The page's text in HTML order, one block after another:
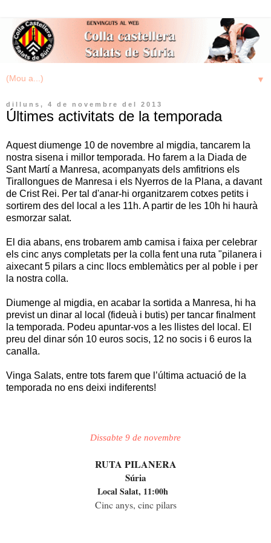
▼
dilluns, 4 de novembre del 2013
Últimes activitats de la temporada
Aquest diumenge 10 de novembre al migdia, tancarem la
nostra sisena i millor temporada. Ho farem a la Diada de
Sant Martí a Manresa, acompanyats dels amfitrions els
Tirallongues de Manresa i els Nyerros de la Plana, a davant
de Crist Rei. Per tal d'anar-hi organitzarem cotxes petits i
sortirem des del local a les 11h. A partir de les 10h hi haurà
esmorzar salat.
El dia abans, ens trobarem amb camisa i faixa per celebrar
els cinc anys completats per la colla fent una ruta "pilanera i
aixecant 5 pilars a cinc llocs emblemàtics per al poble i per
la nostra colla.
Diumenge al migdia, en acabar la sortida a Manresa, hi ha
previst un dinar al local (fideuà i butis) per tancar finalment
la temporada. Podeu apuntar-vos a les llistes del local. El
preu del dinar són 10 euros socis, 12 no socis i 6 euros la
canalla.
Vinga Salats, entre tots farem que l ’última actuació de la
temporada no ens deixi indiferents!
Dissabte 9 de novembre
RUTA PILANERA
Súria
Local Salat, 11:00h
Cinc anys, cinc pilars